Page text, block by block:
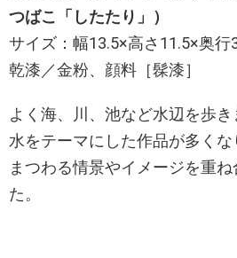
つばこ「したたり」）
サイズ：幅13.5×高さ11.5×奥行
乾漆／金粉、顔料［髹漆］
よく海、川、池など水辺を歩き
水をテーマにした作品が多く
まつわる情景やイメージを重
た。